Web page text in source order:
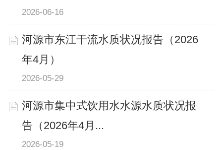
2026-06-16
河源市东江干流水质状况报告（2026
年4月）
2026-05-29
河源市集中式饮用水水源水质状况报
告（2026年4月...
2026-05-19